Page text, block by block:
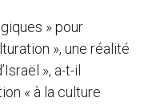
» pour
», une réalité
», a-t-il
« à la culture